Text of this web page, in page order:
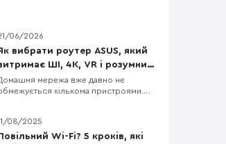
06/2026
вибрати роутер ASUS, який
ШІ, 4K, VR і розумний
мережа вже давно не
кількома пристроями.
сервіси, камери, датчики
дому та десятки фонових
08/2025
Wi-Fi? 5 кроків, які